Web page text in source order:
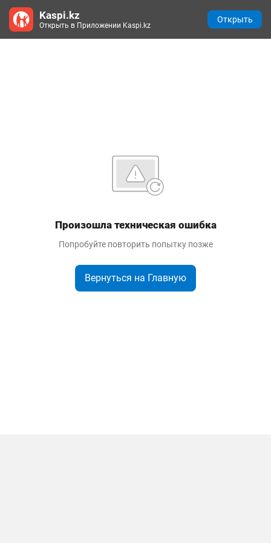
Произошла техническая ошибка
Попробуйте повторить попытку позже
Вернуться на Главную
Kaspi.kz
Открыть в Приложении Kaspi.kz
Открыть